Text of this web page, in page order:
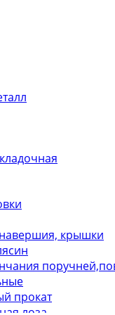
крышки
прокат